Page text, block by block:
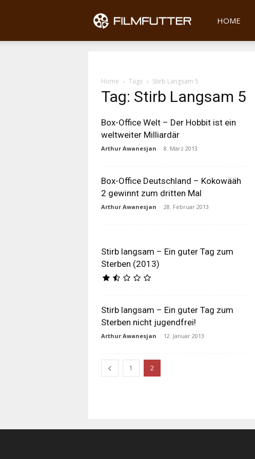
Filmfutter
HOME
Home Tags Stirb Langsam 5
Tag: Stirb Langsam 5
Box-Office Welt – Der Hobbit ist ein
weltweiter Milliardär
Arthur Awanesjan - 8. März 2013
Box-Office Deutschland – Kokowääh
2 gewinnt zum dritten Mal
Arthur Awanesjan - 28. Februar 2013
Stirb langsam – Ein guter Tag zum
Sterben (2013)
Stirb langsam – Ein guter Tag zum
Sterben nicht jugendfrei!
Arthur Awanesjan - 12. Januar 2013
1 2